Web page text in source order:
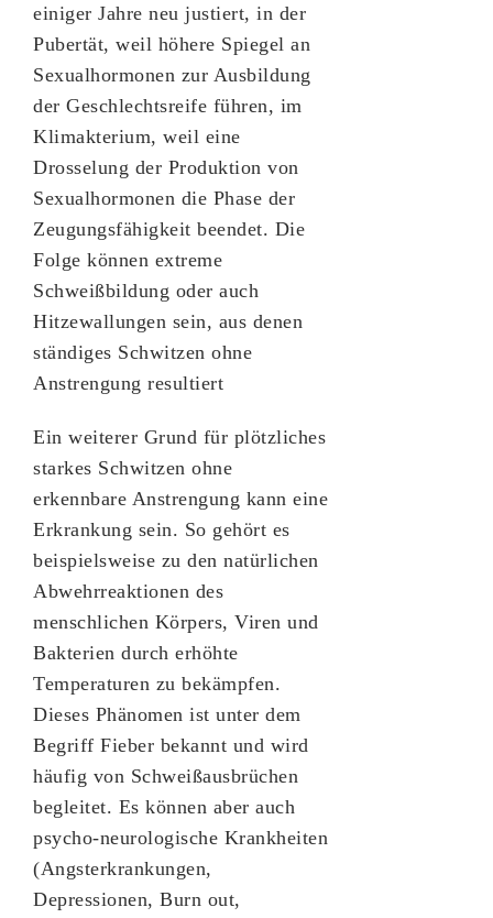
einiger Jahre neu justiert, in der
Pubertät, weil höhere Spiegel an
Sexualhormonen zur Ausbildung
der Geschlechtsreife führen, im
Klimakterium, weil eine
Drosselung der Produktion von
Sexualhormonen die Phase der
Zeugungsfähigkeit beendet. Die
Folge können extreme
Schweißbildung oder auch
Hitzewallungen sein, aus denen
ständiges Schwitzen ohne
Anstrengung resultiert
Ein weiterer Grund für plötzliches
starkes Schwitzen ohne
erkennbare Anstrengung kann eine
Erkrankung sein. So gehört es
beispielsweise zu den natürlichen
Abwehrreaktionen des
menschlichen Körpers, Viren und
Bakterien durch erhöhte
Temperaturen zu bekämpfen.
Dieses Phänomen ist unter dem
Begriff Fieber bekannt und wird
häufig von Schweißausbrüchen
begleitet. Es können aber auch
psycho-neurologische Krankheiten
(Angsterkrankungen,
Depressionen, Burn out,